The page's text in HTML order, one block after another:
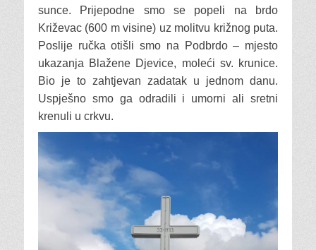
sunce. Prijepodne smo se popeli na brdo
Križevac (600 m visine) uz molitvu križnog puta.
Poslije ručka otišli smo na Podbrdo – mjesto
ukazanja Blažene Djevice, moleći sv. krunice.
Bio je to zahtjevan zadatak u jednom danu.
Uspješno smo ga odradili i umorni ali sretni
krenuli u crkvu.